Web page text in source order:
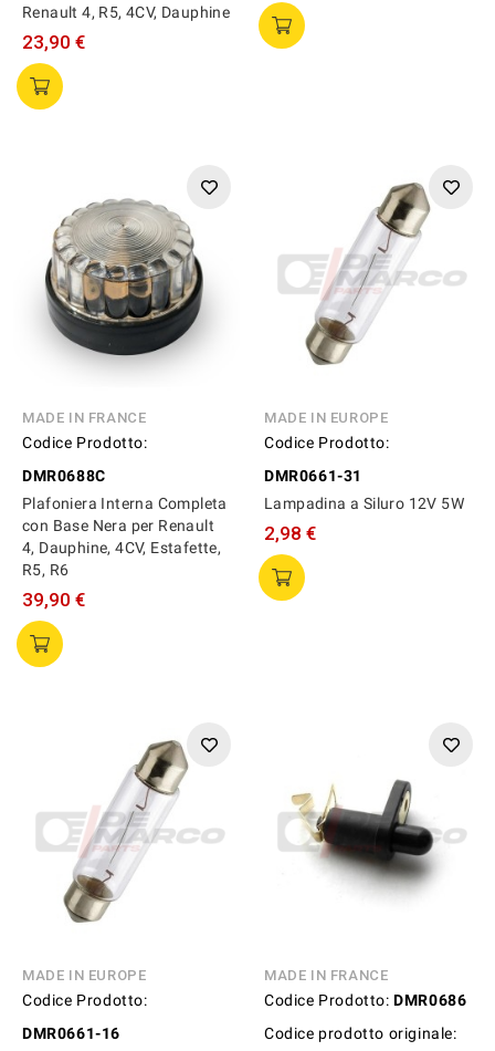
Renault 4, R5, 4CV, Dauphine
23,90 €
MADE IN FRANCE
Codice Prodotto:
DMR0688C
Plafoniera Interna Completa
con Base Nera per Renault
4, Dauphine, 4CV, Estafette,
R5, R6
39,90 €
MADE IN EUROPE
Codice Prodotto:
DMR0661-31
Lampadina a Siluro 12V 5W
2,98 €
MADE IN EUROPE
Codice Prodotto:
DMR0661-16
MADE IN FRANCE
Codice Prodotto: DMR0686
Codice prodotto originale: